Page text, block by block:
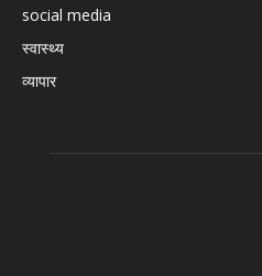
social media
स्वास्थ्य
व्यापार